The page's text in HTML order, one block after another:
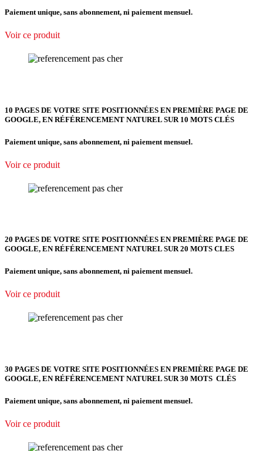
Paiement unique, sans abonnement, ni paiement mensuel.
Voir ce produit
10 PAGES DE VOTRE SITE POSITIONNÉES EN PREMIÈRE PAGE DE
GOOGLE, EN RÉFÉRENCEMENT NATUREL SUR 10 MOTS CLÉS
Paiement unique, sans abonnement, ni paiement mensuel.
Voir ce produit
20 PAGES DE VOTRE SITE POSITIONNÉES EN PREMIÈRE PAGE DE
GOOGLE, EN RÉFÉRENCEMENT NATUREL SUR 20 MOTS CLES
Paiement unique, sans abonnement, ni paiement mensuel.
Voir ce produit
30 PAGES DE VOTRE SITE POSITIONNÉES EN PREMIÈRE PAGE DE
GOOGLE, EN RÉFÉRENCEMENT NATUREL SUR 30 MOTS CLÉS
Paiement unique, sans abonnement, ni paiement mensuel.
Voir ce produit